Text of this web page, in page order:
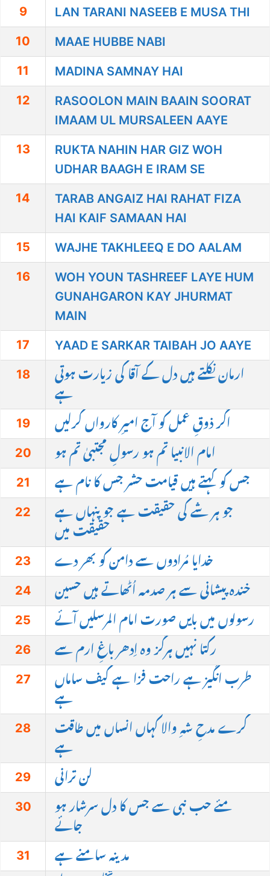
9
LAN TARANI NASEEB E MUSA THI
10
MAAE HUBBE NABI
11
MADINA SAMNAY HAI
12
RASOOLON MAIN BAAIN SOORAT
IMAAM UL MURSALEEN AAYE
13
RUKTA NAHIN HAR GIZ WOH
UDHAR BAAGH E IRAM SE
14
TARAB ANGAIZ HAI RAHAT FIZA
HAI KAIF SAMAAN HAI
15
WAJHE TAKHLEEQ E DO AALAM
16
WOH YOUN TASHREEF LAYE HUM
GUNAHGARON KAY JHURMAT
MAIN
17
YAAD E SARKAR TAIBAH JO AAYE
18
ارمان نکلتے ہیں دل کے آقا کی زیارت ہوتی
ہے
19
اگر ذوقِ عمل کو آج امیرِ کارواں کرلیں
20
امام الانبیا تم ہو رسولِ مجتبیٰ تم ہو
21
جس کو کہتے ہیں قیامت حشر جس کا نام ہے
22
جو ہر شے کی حقیقت ہے جو پنہاں ہے
حقیقت میں
23
خدایا مُرادوں سے دامن کو بھر دے
24
خندہ پیشانی سے ہر صدمہ اُٹھاتے ہیں حسین
25
رسولوں میں بایں صورت امام المرسلیں آئے
26
رکتا نہیں ہرگز وہ اِدھر باغِ ارم سے
27
طرب انگیز ہے راحت فزا ہے کیف ساماں
ہے
28
کرے مدحِ شہِ والا کہاں انساں میں طاقت
ہے
29
لن ترانی
30
مئے حب نبی سے جس کا دل سرشار ہو
جائے
31
مدینہ سامنے ہے